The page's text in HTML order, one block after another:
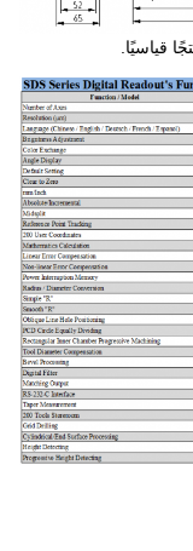
قياسيًا.